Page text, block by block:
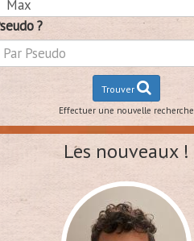
?
Trouver
Effectuer une nouvelle recherche
Les nouveaux !